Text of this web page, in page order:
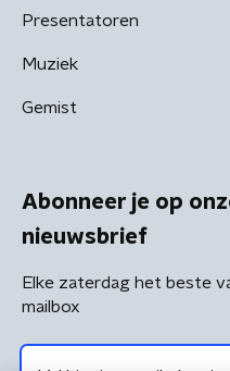
Presentatoren
Muziek
Gemist
Abonneer je op
nieuwsbrief
Elke zaterdag het beste
mailbox